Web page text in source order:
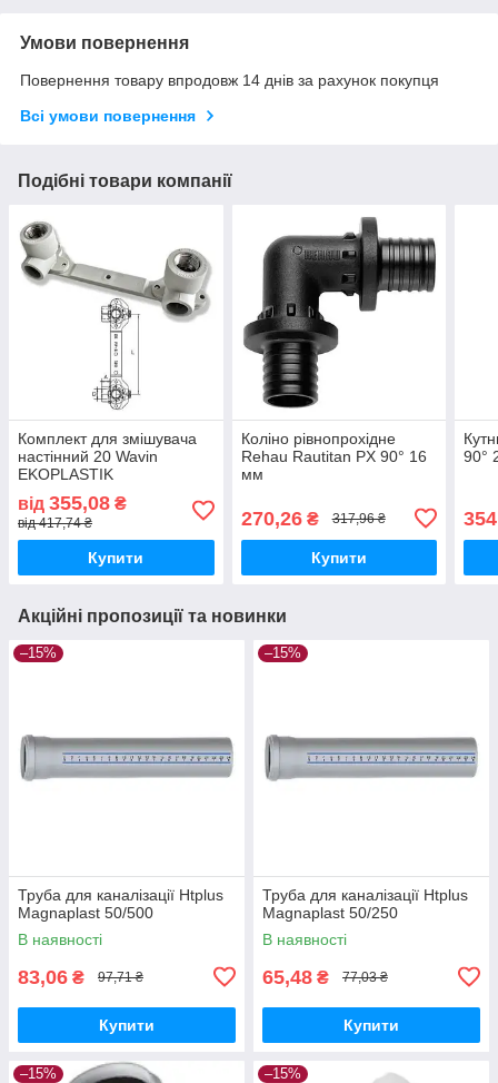
Умови повернення
Повернення товару впродовж 14 днів за рахунок покупця
Всі умови повернення
Подібні товари компанії
Комплект для змішувача
настінний 20 Wavin
EKOPLASTIK
від 355,08 ₴
від 417,74 ₴
Купити
Коліно рівнопрохідне
Rehau Rautitan PX 90° 16
мм
270,26₴ 317,96 ₴
Купити
90°
Акційні пропозиції та новинки
–15%
Труба для каналізації Htplus
Magnaplast 50/500
В наявності
83,06 ₴ 97,71 ₴
Купити
–15%
Труба для каналізації Htplus
Magnaplast 50/250
В наявності
65,48 ₴ 77,03 ₴
Купити
–15% –15%